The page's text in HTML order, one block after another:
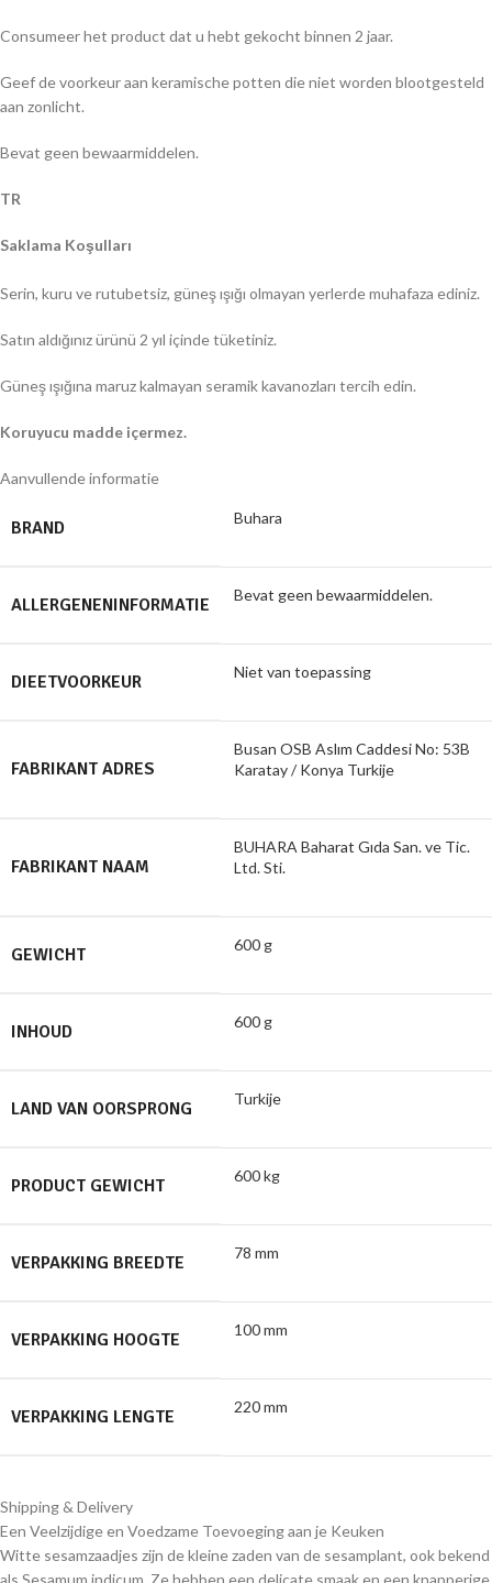
Consumeer het product dat u hebt gekocht binnen 2 jaar.
Geef de voorkeur aan keramische potten die niet worden blootgesteld
aan zonlicht.
Bevat geen bewaarmiddelen.
TR
Saklama Koşulları
Serin, kuru ve rutubetsiz, güneş ışığı olmayan yerlerde muhafaza ediniz.
Satın aldığınız ürünü 2 yıl içinde tüketiniz.
Güneş ışığına maruz kalmayan seramik kavanozları tercih edin.
Koruyucu madde içermez.
Aanvullende informatie
BRAND Buhara
ALLERGENENINFORMATIE Bevat geen bewaarmiddelen.
DIEETVOORKEUR Niet van toepassing
FABRIKANT ADRES
Busan OSB Aslım Caddesi No: 53B
Karatay / Konya Turkije
FABRIKANT NAAM
BUHARA Baharat Gıda San. ve Tic.
Ltd. Sti.
GEWICHT 600 g
INHOUD 600 g
LAND VAN OORSPRONG Turkije
PRODUCT GEWICHT 600 kg
VERPAKKING BREEDTE 78 mm
VERPAKKING HOOGTE 100 mm
VERPAKKING LENGTE 220 mm
Shipping & Delivery
Een Veelzijdige en Voedzame Toevoeging aan je Keuken
Witte sesamzaadjes zijn de kleine zaden van de sesamplant, ook bekend
als Sesamum indicum. Ze hebben een delicate smaak en een knapperige